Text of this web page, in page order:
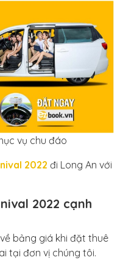
vụ chu đáo
2022 đi Long An với
2022 cạnh
bảng giá khi đặt thuê
tại đơn vị chúng tôi.